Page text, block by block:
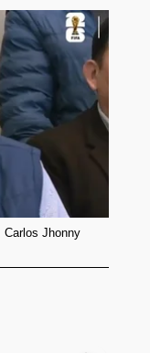
Carlos Jhonny